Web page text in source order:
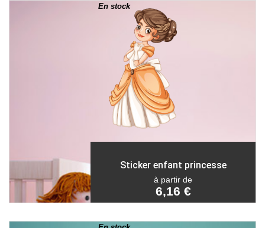
En stock
Sticker enfant princesse
à partir de
6,16 €